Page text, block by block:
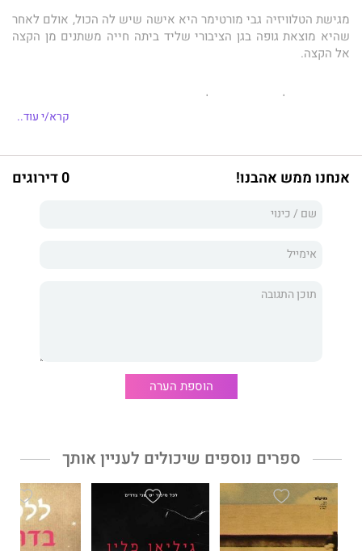
מגישת הטלוויזיה גבי מורטימר היא אישה שיש לה הכול, אולם לאחר
שהיא מוצאת גופה בגן הציבורי שליד ביתה חייה משתנים מן הקצה
אל הקצה.
הראיות מובילות שוב ושוב אליה והמשטרה בטוחה שהיא האשמה.
ואף הושווה באמזון ל- "Gone Girl" הכה מדובר.
זהו ספר בלתי-צפוי, בעל עלילה מפותלת להפליא שמצביעה על כך
"פיתולים ותפניות לאורך עלילה מרוסנת להפליא שאינה מסתירה דבר
אך אינה מפסיקה להפתיע"
דבר עורכת האתר:
רכבת הרים מרגשת ומפתיעה.
קרא/י עוד..
אנחנו ממש אהבנו! 0 דירוגים
הוספת הערה
ספרים נוספים שיכולים לעניין אותך